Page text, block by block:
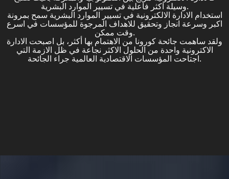
وسيلة اكثر فاعلية في تسيير الموارد البشرية.
استخدام الادارة الالكترونية في تسيير الموارد البشرية سمح بمرونة
اكبر وسرعة انجاز وتحقيق للاهداف المرجوة للمؤسسات في اسرع
وقت ممكن.
ولقد ساهمت جائحة كورونا من الاهتمام بها أكثر، بل اصبحت الادارة
الاكترونية واحدة من الحلول الاكثر نجاعة في ظل الازمة التي
اجتاحت المؤسسات الاقتصادية العالمية جراء الجائحة.